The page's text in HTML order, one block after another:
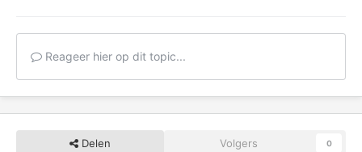
Reageer hier op dit topic...
Delen Volgers 0